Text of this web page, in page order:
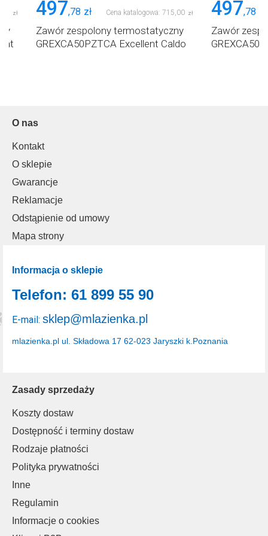
zł 497,78 zł Cena katalogowa: 715,00 zł
Zawór zespolony termostatyczny
GREXCA50PZTCA Excellent Caldo
497,78
Zawór
O nas
Kontakt
O sklepie
Gwarancje
Reklamacje
Odstąpienie od umowy
Mapa strony
Zasady sprzedaży
Koszty dostaw
Dostępność i terminy dostaw
Rodzaje płatności
Polityka prywatności
Inne
Regulamin
Informacje o cookies
Informacja o sklepie
mlazienka.pl ul. Składowa 17 62-023 Jaryszki k.Poznania
Telefon: 61 899 55 90
E-mail: sklep@mlazienka.pl